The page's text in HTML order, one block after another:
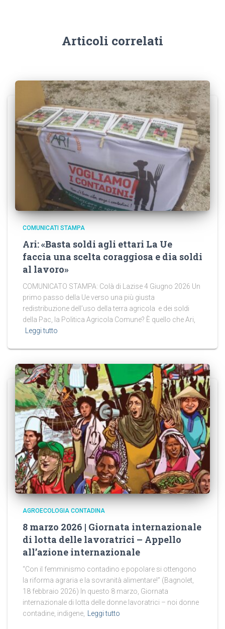
Articoli correlati
COMUNICATI STAMPA
Ari: «Basta soldi agli ettari La Ue
faccia una scelta coraggiosa e dia soldi
al lavoro»
COMUNICATO STAMPA: Colà di Lazise 4 Giugno 2026 Un
primo passo della Ue verso una più giusta
redistribuzione dell’uso della terra agricola e dei soldi
della Pac, la Politica Agricola Comune? È quello che Ari,
Leggi tutto
AGROECOLOGIA CONTADINA
8 marzo 2026 | Giornata internazionale
di lotta delle lavoratrici – Appello
all’azione internazionale
“Con il femminismo contadino e popolare si ottengono
la riforma agraria e la sovranità alimentare!” (Bagnolet,
18 febbraio 2026) In questo 8 marzo, Giornata
internazionale di lotta delle donne lavoratrici – noi donne
contadine, indigene, Leggi tutto